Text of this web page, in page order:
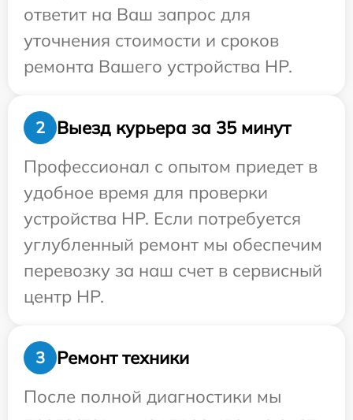
ответит на Ваш запрос для
уточнения стоимости и сроков
ремонта Вашего устройства HP.
2
Выезд курьера за 35 минут
Профессионал с опытом приедет в
удобное время для проверки
устройства HP. Если потребуется
углубленный ремонт мы обеспечим
перевозку за наш счет в сервисный
центр HP.
3
Ремонт техники
После полной диагностики мы